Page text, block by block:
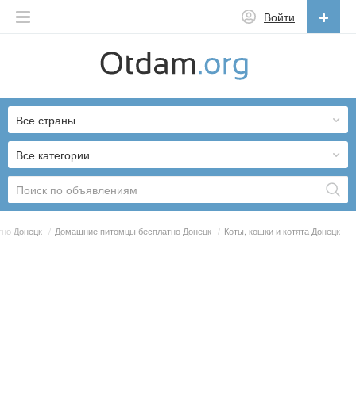
Войти
English
Русский
Українська
Все категории
Все страны
Донецк / Домашние питомцы бесплатно Донецк / Коты, кошки и котята Донецк